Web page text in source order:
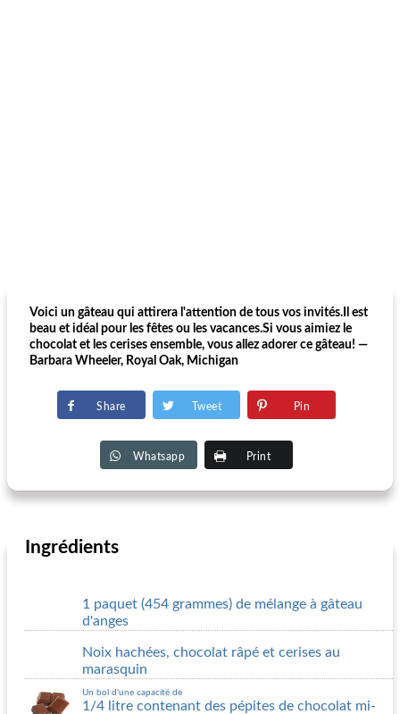
Voici un gâteau qui attirera l'attention de tous vos invités.Il est
beau et idéal pour les fêtes ou les vacances.Si vous aimiez le
chocolat et les cerises ensemble, vous allez adorer ce gâteau! —
Barbara Wheeler, Royal Oak, Michigan
Share Tweet Pin
Whatsapp Print
Ingrédients
1 paquet (454 grammes) de mélange à gâteau
d'anges
Noix hachées, chocolat râpé et cerises au
marasquin
Un bol d'une capacité de
1/4 litre contenant des pépites de chocolat mi-